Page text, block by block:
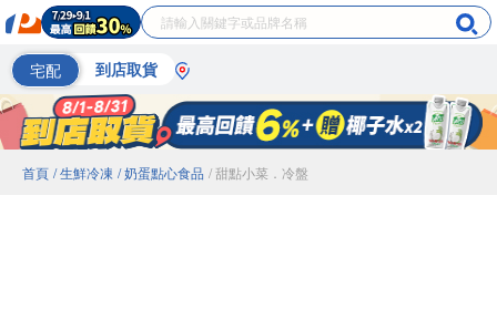
宅配 到店取貨
首頁 / 生鮮冷凍 / 奶蛋點心食品 / 甜點小菜．冷盤